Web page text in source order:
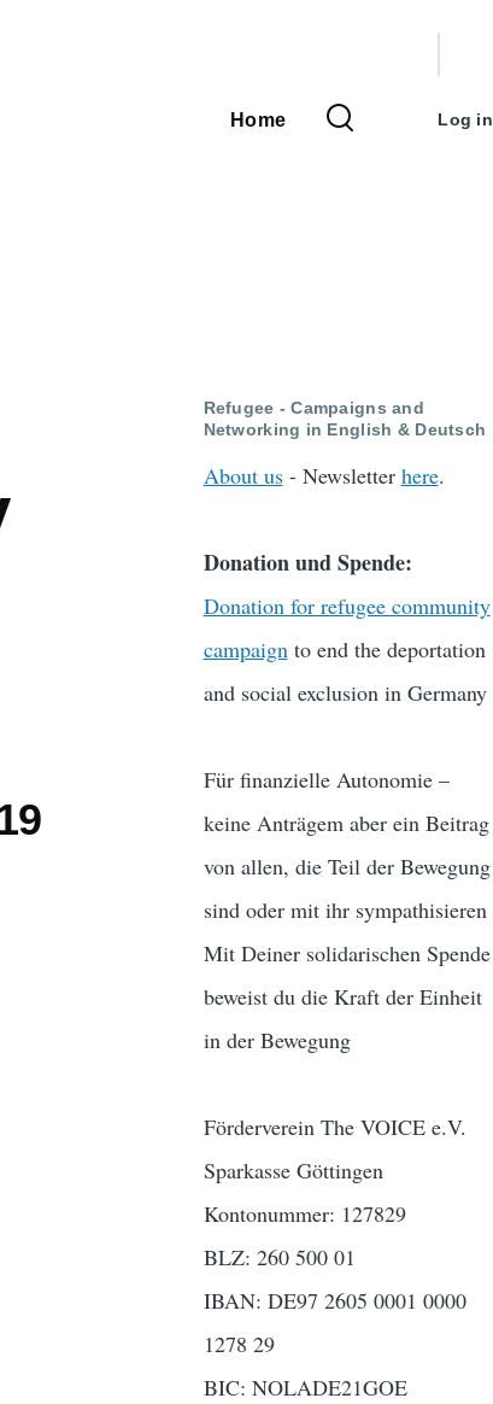
Main
Home
menu
Log in
Refugee - Campaigns and
Networking in English & Deutsch
About us- Newsletter here.
Donation und Spende:
Donation for refugee community
campaignto end the deportation
and social exclusion in Germany
Für finanzielle Autonomie –
keine Anträgem aber ein Beitrag
von allen, die Teil der Bewegung
sind oder mit ihr sympathisieren
Mit Deiner solidarischen Spende
beweist du die Kraft der Einheit
in der Bewegung
Förderverein The VOICE e.V.
Sparkasse Göttingen
Kontonummer: 127829
BLZ: 260 500 01
IBAN: DE97 2605 0001 0000
1278 29
BIC: NOLADE21GOE